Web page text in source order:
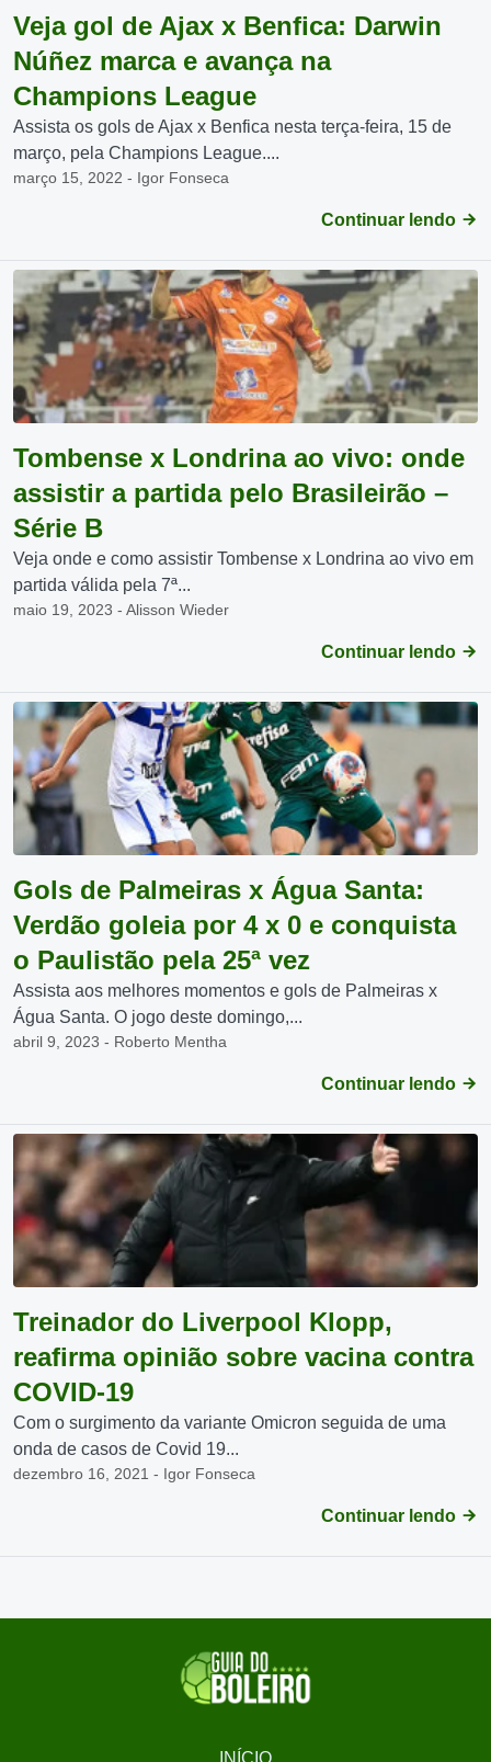
Veja gol de Ajax x Benfica: Darwin
Núñez marca e avança na
Champions League
Assista os gols de Ajax x Benfica nesta terça-feira, 15 de
março, pela Champions League....
março 15, 2022 - Igor Fonseca
Continuar lendo
Tombense x Londrina ao vivo: onde
assistir a partida pelo Brasileirão –
Série B
Veja onde e como assistir Tombense x Londrina ao vivo em
partida válida pela 7ª...
maio 19, 2023 - Alisson Wieder
Continuar lendo
Gols de Palmeiras x Água Santa:
Verdão goleia por 4 x 0 e conquista
o Paulistão pela 25ª vez
Assista aos melhores momentos e gols de Palmeiras x
Água Santa. O jogo deste domingo,...
abril 9, 2023 - Roberto Mentha
Continuar lendo
Treinador do Liverpool Klopp,
reafirma opinião sobre vacina contra
COVID-19
Com o surgimento da variante Omicron seguida de uma
onda de casos de Covid 19...
dezembro 16, 2021 - Igor Fonseca
Continuar lendo
INÍCIO